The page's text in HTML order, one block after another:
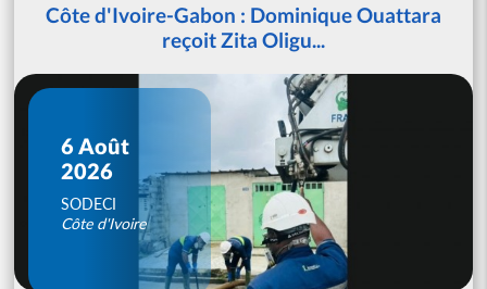
Côte d'Ivoire-Gabon : Dominique Ouattara
reçoit Zita Oligu...
6 Août
2026
SODECI
Côte d'Ivoire